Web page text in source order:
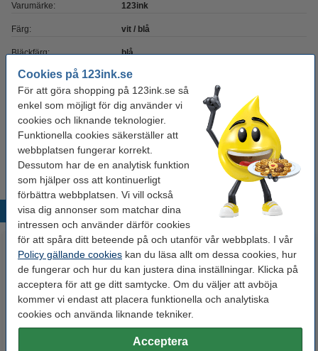
Cookies på 123ink.se
För att göra shopping på 123ink.se så
enkel som möjligt för dig använder vi
cookies och liknande teknologier.
Funktionella cookies säkerställer att
webbplatsen fungerar korrekt.
Dessutom har de en analytisk funktion
som hjälper oss att kontinuerligt
förbättra webbplatsen. Vi vill också
visa dig annonser som matchar dina
intressen och använder därför cookies
för att spåra ditt beteende på och utanför vår webbplats. I vår
Policy gällande cookies kan du läsa allt om dessa cookies, hur
de fungerar och hur du kan justera dina inställningar. Klicka på
acceptera för att ge ditt samtycke. Om du väljer att avböja
kommer vi endast att placera funktionella och analytiska
cookies och använda liknande tekniker.
Acceptera
Varumärke: 123ink
Färg: vit / blå
Bläckfärg: blå
Skrivbredd: 0,45 mm
Påfyllningsbar: nej
Antal: 10 st
Vårt artikelnr: 300434
Populära produkter
Dymo S0718850 | 18769 | vit
Fineliner 0.45mm | 123ink | svart